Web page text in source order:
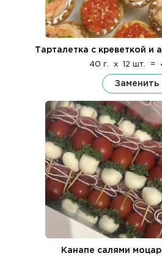
Тарталетка с креветкой и
40 г. x 12 шт. =
Заменить
Канапе салями